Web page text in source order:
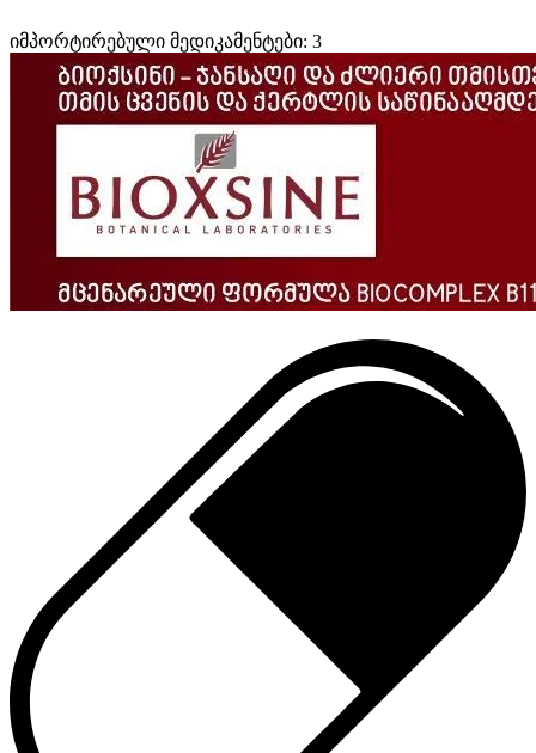
იმპორტირებული მედიკამენტები: 3